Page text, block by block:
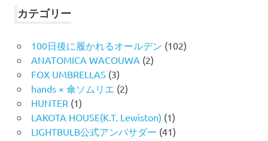
カテゴリー
100日後に履かれるオールデン (102)
ANATOMICA WACOUWA (2)
FOX UMBRELLAS (3)
hands × 傘ソムリエ (2)
HUNTER (1)
LAKOTA HOUSE(K.T. Lewiston) (1)
LIGHTBULB公式アンバサダー (41)